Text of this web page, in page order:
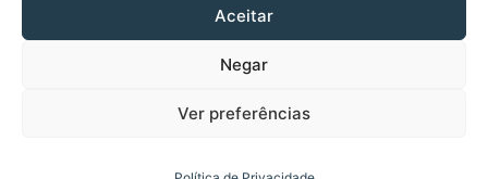
Aceitar
Negar
Ver preferências